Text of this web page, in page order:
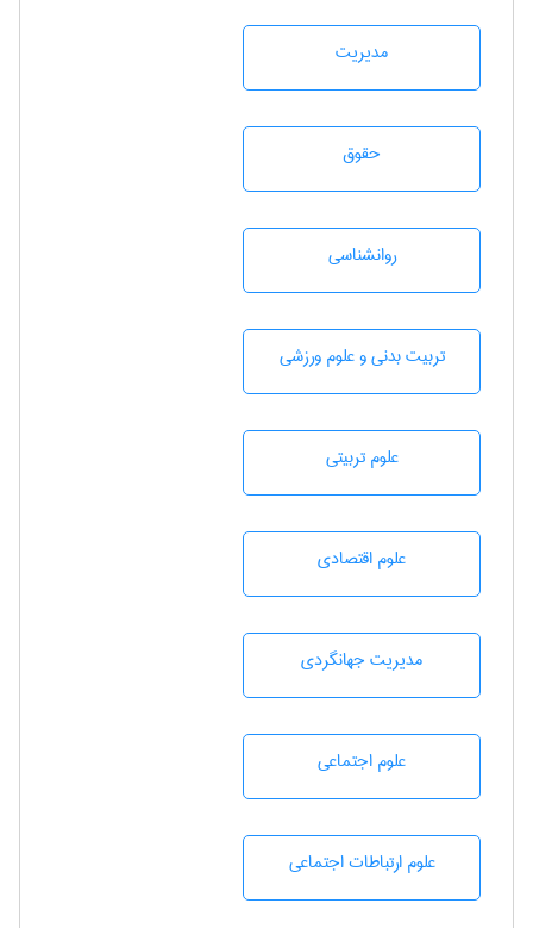
مديريت
حقوق
روانشناسی
تربيت بدنی و علوم ورزشی
علوم تربيتی
علوم اقتصادی
مديريت جهانگردی
علوم اجتماعی
علوم ارتباطات اجتماعی